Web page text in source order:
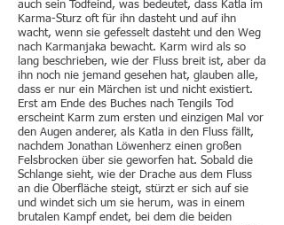
auch sein Todfeind, was bedeutet, dass Katla im
Karma-Sturz oft für ihn dasteht und auf ihn
wacht, wenn sie gefesselt dasteht und den Weg
nach Karmanjaka bewacht. Karm wird als so
lang beschrieben, wie der Fluss breit ist, aber da
ihn noch nie jemand gesehen hat, glauben alle,
dass er nur ein Märchen ist und nicht existiert.
Erst am Ende des Buches nach Tengils Tod
erscheint Karm zum ersten und einzigen Mal vor
den Augen anderer, als Katla in den Fluss fällt,
nachdem Jonathan Löwenherz einen großen
Felsbrocken über sie geworfen hat. Sobald die
Schlange sieht, wie der Drache aus dem Fluss
an die Oberfläche steigt, stürzt er sich auf sie
und windet sich um sie herum, was in einem
brutalen Kampf endet, bei dem die beiden